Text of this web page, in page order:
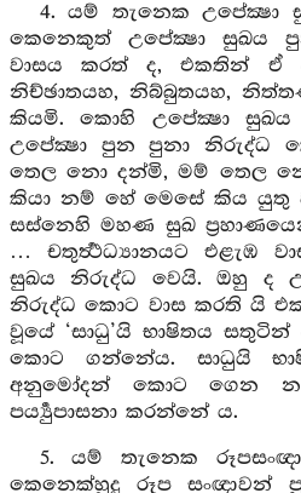
4. යම් තැනෙක
කෙනෙකුත් උපේක්‍ෂා සුඛය
වාසය කරත් ද, එකතින්
නිච්ඡාතයහ, නිබ්බුතයහ,
කියමි. කොහි උපේක්‍ෂා
උපේක්‍ෂා පුන පුනා නිරුද්ධ
තෙල නො දන්මි, මම් තෙල
කියා නම් හේ මෙසේ කිය යුතු
සස්නෙහි මහණ සුඛ
… චතුර්‍ත්‍ථධ්‍යානයට එළැඹ
සුඛය නිරුද්ධ වෙයි. ඔහු ද
නිරුද්ධ කොට වාස කරති යි
වූයේ ‘සාධු’යි භාෂිතය
කොට ගන්නේය. සාධුයි
අනුමෝදන් කොට ගෙන
පර්‍ය්‍යුපාසනා කරන්නේ ය.
5. යම් තැනෙක
කෙනෙක්හුදු රූප සංඥාවන්